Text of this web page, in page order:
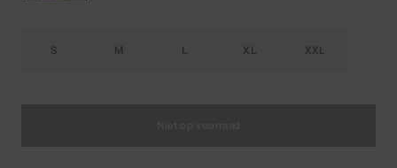
S M L XL XXL